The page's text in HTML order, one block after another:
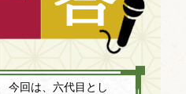
今回は、六代目とし